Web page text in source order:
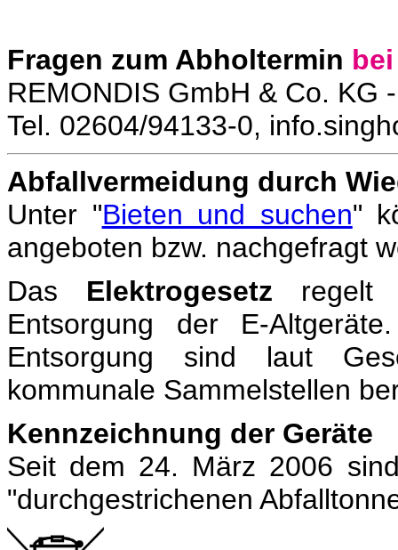
Fragen zum Abholtermin
REMONDIS GmbH & Co. KG
Tel. 02604/94133-0,
Abfallvermeidung durch
Unter "Bieten und suchen"
angeboten bzw. nachgefragt
Das Elektrogesetz regelt
Entsorgung der E-
Entsorgung sind laut
kommunale Sammelstellen
Kennzeichnung der Geräte
Seit dem 24. März 2006
"durchgestrichenen